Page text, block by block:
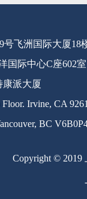
号飞洲国际大厦18
国际中心C座602室
康派大厦
Irvine, CA
BC
Copyright © 2019